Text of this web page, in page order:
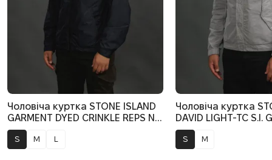
Чоловіча куртка STONE ISLAND
GARMENT DYED CRINKLE REPS NY
154100001-S0A23 V0020, колір
синій
S M L
Чоловіча куртка
DAVID LIGHT-TC S.I.
154100036-S0F33
сірий
S M